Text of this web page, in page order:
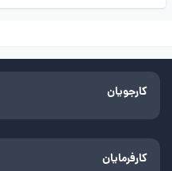
کارجویان
کارفرمایان